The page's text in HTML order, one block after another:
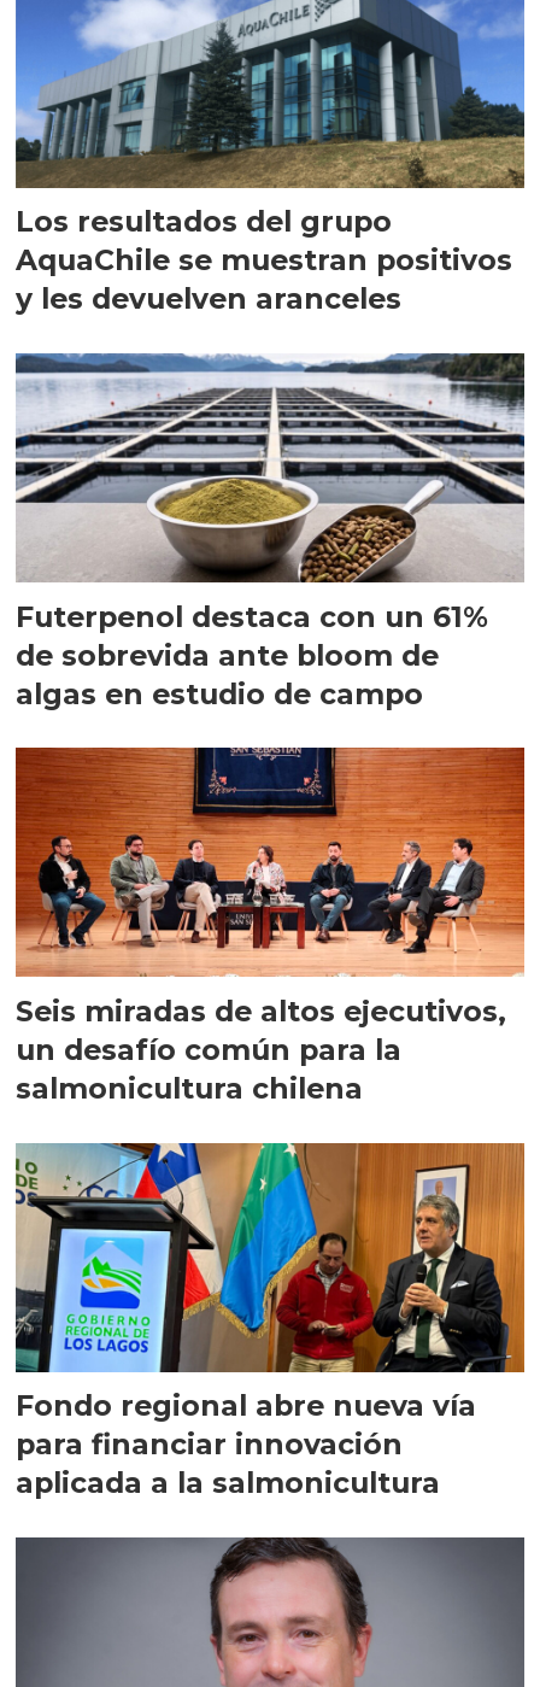
Los resultados del grupo
AquaChile se muestran positivos
y les devuelven aranceles
Futerpenol destaca con un 61%
de sobrevida ante bloom de
algas en estudio de campo
Seis miradas de altos ejecutivos,
un desafío común para la
salmonicultura chilena
Fondo regional abre nueva vía
para financiar innovación
aplicada a la salmonicultura